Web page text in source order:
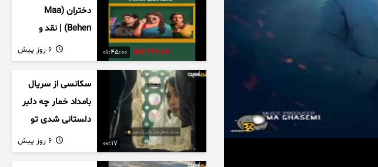
01:45:00
دختران (Maa
Behen) | نقد و
بررسی درام خانوادگی
هندی
00:17
سکانسی از سریال
بامداد خمار چه دلبر
دلستانی شدی تو
این بزک عروس..